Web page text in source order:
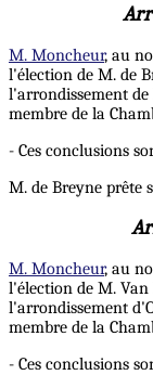
M. Moncheur, au
l'élection de M. de
l'arrondissement
membre de la
- Ces conclusions
M. de Breyne prête
M. Moncheur, au
l'élection de M. Van
l'arrondissement
membre de la
- Ces conclusions